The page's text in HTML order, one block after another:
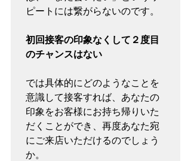
ピートには繋がらないのです。
初回接客の印象なくして２度目
のチャンスはない
では具体的にどのようなことを
意識して接客すれば、あなたの
印象をお客様にお持ち帰りいた
だくことができ、再度あなた宛
にご来店いただけるのでしょう
か。